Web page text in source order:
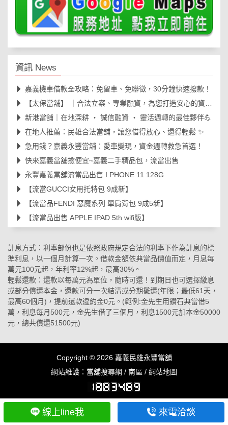
資訊 News
嘉義機車借款全攻略：免留車、免聯徵，30分鐘快速撥款！
【太保當舖】 ｜合法立案、專業融資，為您打造安心的資金周轉後盾🛡️
新港當舖｜在地深耕 ‧ 誠信融資 ‧ 靈活週轉的最佳夥伴💪
在地人推薦：民雄合法當舖，讓您借得放心、還得輕鬆 ✨
急用錢？嘉義永豐當舖：愛車變現，資金週轉救急首選！
快來嘉義當舖撿便宜~嘉義二手精品包，流當出售
永豐嘉義當舖流當品出售 I PHONE 11 128G
【流當GUCCI女用托特包 9成新】
【流當品FENDI 惡魔系列 單肩背包 9成5新】
【流當品出售 APPLE IPAD 5th wifi版】
計息方式：利率部份也是依照政府規定合法的利率下作為計息的標
準利息，以一個月計算一次。借款金額依典當品價值而定，月息每
萬元100元起，年利率12%起，最高30%。
輕鬆還款：還款以每萬元為單位，隨時可還！到期日也可選擇繳息
或部分償還本金，還款可分一次結清或分期攤還(年限；最低61天，
最高60個月)，提前還款違約金0元。(範例:金先生用鑽石典當借5
萬，利息每月500元，金先生借了三個月，利息1500元加本金50000
元，總共償還51500元)
Copyright © 2026 嘉義民雄永豐當舖
網站維護： 當舖搜尋網 / 南區 / 網站地圖
線上line我 來電洽談